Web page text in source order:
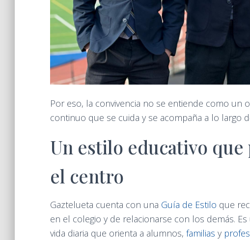
Por eso, la convivencia no se entiende como
continuo que se cuida y se acompaña a lo largo
Un estilo educativo que
el centro
Gaztelueta cuenta con una Guía de Estilo que
en el colegio y de relacionarse con los demás.
vida diaria que orienta a alumnos, familias y